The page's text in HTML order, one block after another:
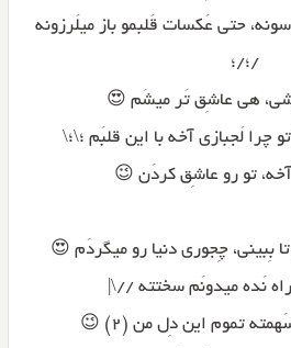
حتی عَکسات قَلبمو باز میلَرزونه
/؛/؛
هی عاشِق تَر میشَم 😍
چرا لَجبازی آخه با این قلبَم ؛\؛\
تو رو عاشِق کردَن 😉
بِبینی، چِجوری دنیا رو میگردَم 😍
نَده میدونَم سختته //\|
تموم این دِل من (۲) 😉